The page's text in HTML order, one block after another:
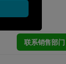
联系销售部门